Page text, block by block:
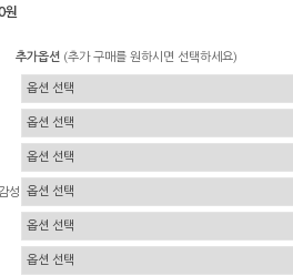
추가옵션 (추가 구매를 원하시면 선택하세요)
성